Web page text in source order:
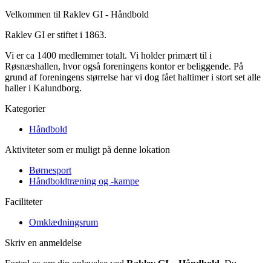
Velkommen til Raklev GI - Håndbold
Raklev GI er stiftet i 1863.
Vi er ca 1400 medlemmer totalt. Vi holder primært til i
Røsnæshallen, hvor også foreningens kontor er beliggende. På
grund af foreningens størrelse har vi dog fået haltimer i stort set alle
haller i Kalundborg.
Kategorier
Håndbold
Aktiviteter som er muligt på denne lokation
Børnesport
Håndboldtræning og -kampe
Faciliteter
Omklædningsrum
Skriv en anmeldelse